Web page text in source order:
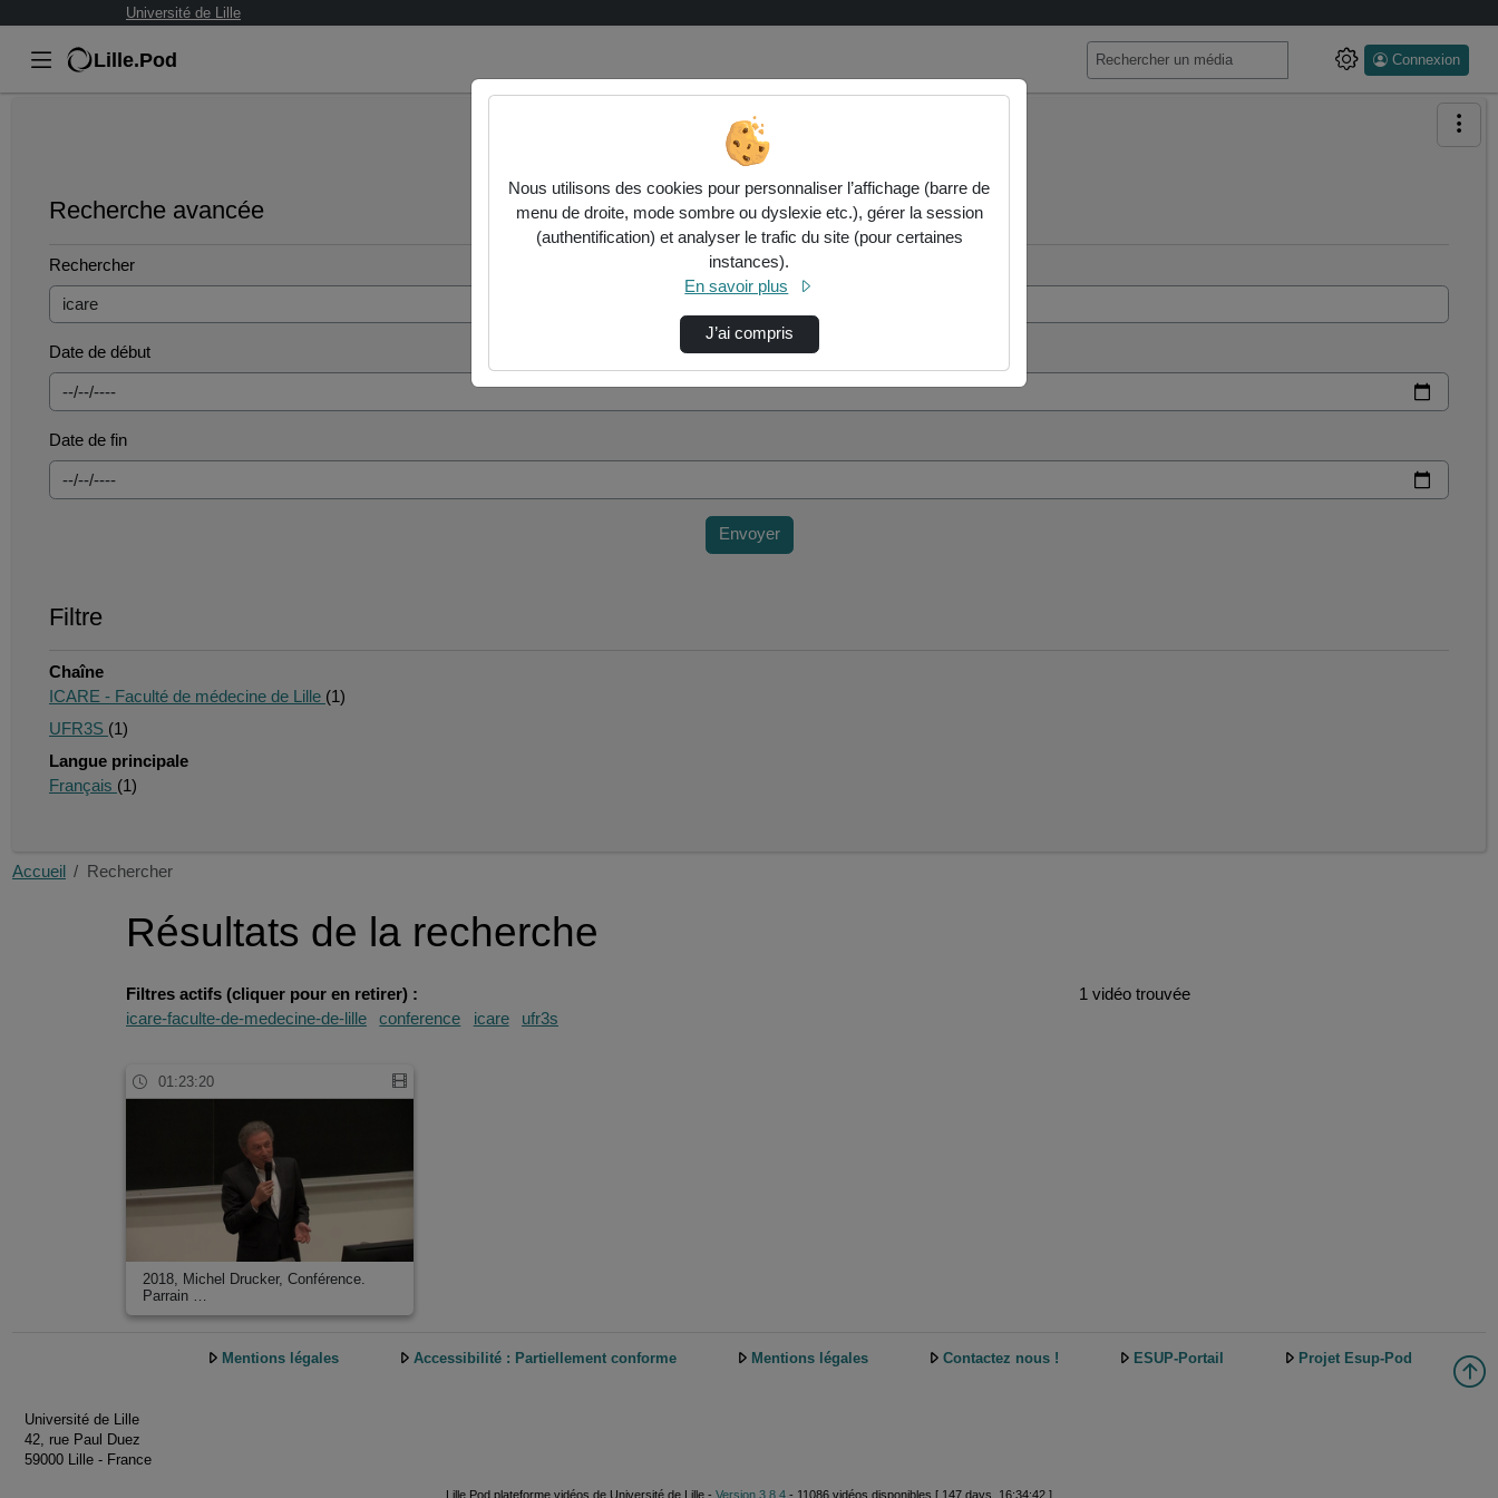
Université de Lille
Lille.Pod Connexion
Recherche avancée
Rechercher
Date de début
Date de fin
Envoyer
Filtre
Chaîne
ICARE - Faculté de médecine de Lille (1)
UFR3S (1)
Langue principale
Français (1)
Accueil Rechercher
Résultats de la recherche
Filtres actifs (cliquer pour en retirer) :
icare-faculte-de-medecine-de-lille
conference icare ufr3s
1 vidéo trouvée
01:23:20
2018, Michel Drucker, Conférence.
Parrain …
Université de Lille
42, rue Paul Duez
59000 Lille - France
Mentions légales Accessibilité : Partiellement conforme Mentions légales Contactez nous ! ESUP-Portail Projet Esup-Pod
Lille.Pod plateforme vidéos de Université de Lille - Version 3.8.4 - 11086 vidéos disponibles [ 147 days, 16:34:42 ]
Nous utilisons des cookies pour personnaliser l’affichage (barre de
menu de droite, mode sombre ou dyslexie etc.), gérer la session
(authentification) et analyser le trafic du site (pour certaines
instances).
En savoir plus
J’ai compris